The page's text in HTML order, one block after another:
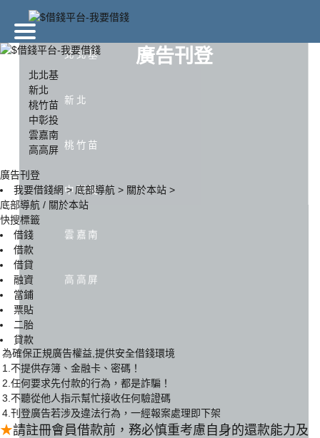
廣告刊登
北北基
新北
桃竹苗
中彰投
雲嘉南
高高屏
北北基
新北
桃竹苗
中彰投
雲嘉南
高高屏
廣告刊登
我要借錢網> 底部導航 > 關於本站 >
底部導航 / 關於本站
快搜標籤
借錢
借款
借貸
融資
當鋪
票貼
二胎
貸款
為確保正規廣告權益,提供安全借錢環境
1.不提供存簿、金融卡、密碼！
2.任何要求先付款的行為，都是詐騙！
3.不聽從他人指示幫忙接收任何驗證碼
4.刊登廣告若涉及違法行為，一經報案處理即下架
★請註冊會員借款前，務必慎重考慮自身的還款能力及
北北基
中彰投